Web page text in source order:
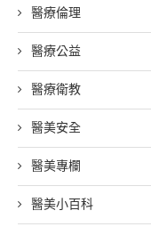
醫療倫理
醫療公益
醫療衛教
醫美安全
醫美專欄
醫美小百科